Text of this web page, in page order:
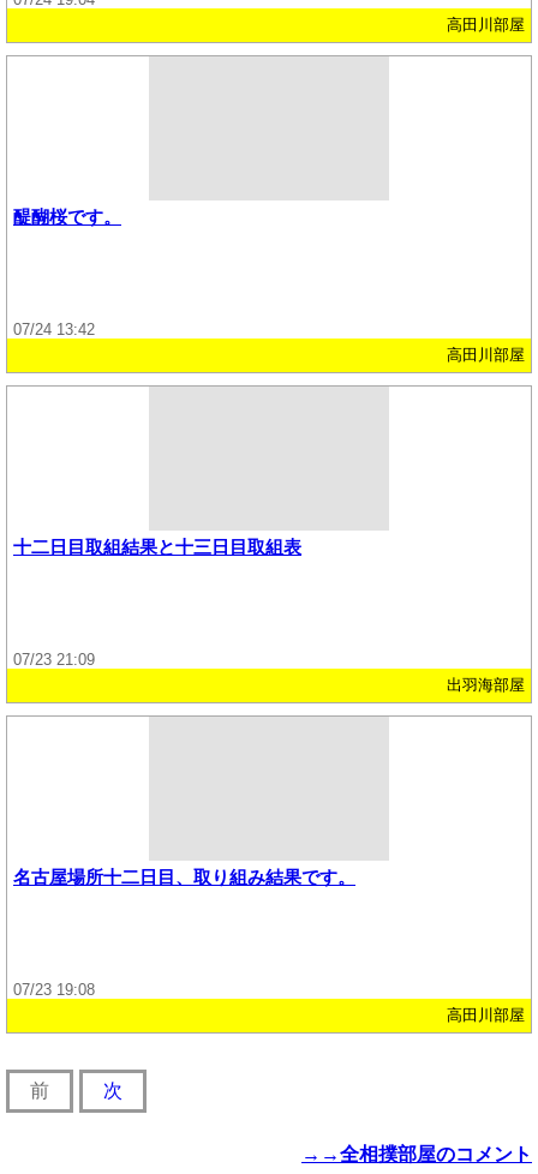
高田川部屋
醍醐桜です。
07/24 13:42
高田川部屋
十二日目取組結果と十三日目取組表
07/23 21:09
出羽海部屋
名古屋場所十二日目、取り組み結果です。
07/23 19:08
高田川部屋
前 次
→→全相撲部屋のコメント